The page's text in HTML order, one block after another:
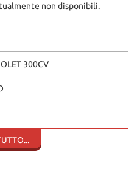
non disponibili.
300CV